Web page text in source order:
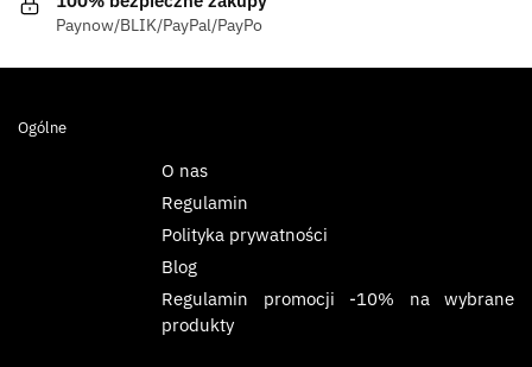
Paynow/BLIK/PayPal/PayPo
Ogólne
O nas
Regulamin
Polityka prywatności
Blog
Regulamin promocji -10% na wybrane
produkty